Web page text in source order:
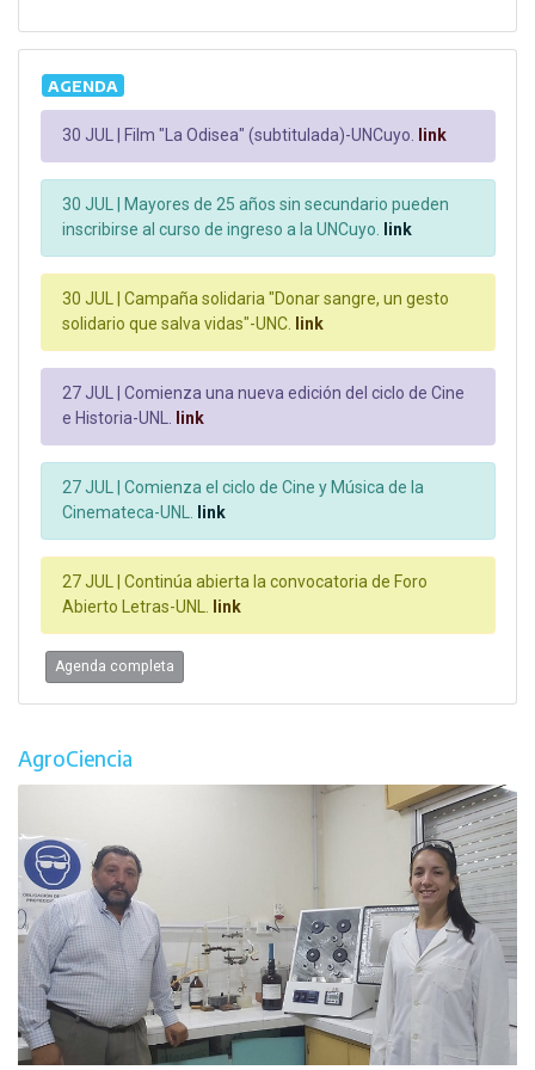
AGENDA
30 JUL | Film "La Odisea" (subtitulada)-UNCuyo. link
30 JUL |
Mayores de 25 años sin secundario pueden
inscribirse al curso de ingreso a la UNCuyo. link
30 JUL | Campaña solidaria "Donar sangre, un gesto
solidario que salva vidas"-UNC. link
27 JUL | Comienza una nueva edición del ciclo de Cine
e Historia-UNL. link
27 JUL | Comienza el ciclo de Cine y Música de la
Cinemateca-UNL. link
27 JUL | Continúa abierta la convocatoria de Foro
Abierto Letras-UNL. link
Agenda completa
AgroCiencia